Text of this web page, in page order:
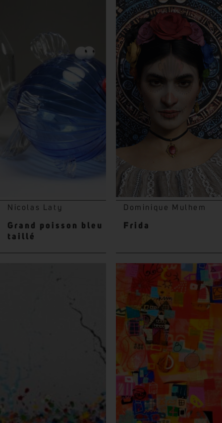
Nicolas Laty
Grand poisson bleu
taillé
Dominique Mulhem
Frida